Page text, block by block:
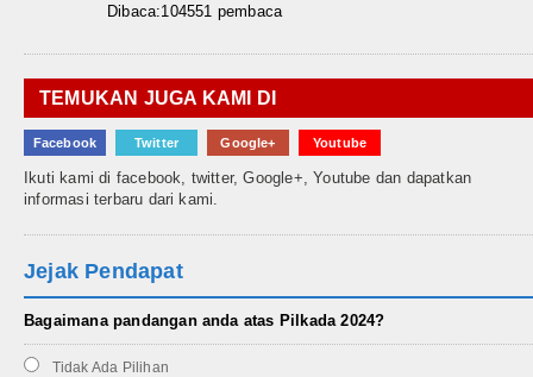
Dibaca:104551 pembaca
TEMUKAN JUGA KAMI DI
Facebook Twitter Google+ Youtube
Ikuti kami di facebook, twitter, Google+, Youtube dan dapatkan
informasi terbaru dari kami.
Jejak Pendapat
Bagaimana pandangan anda atas Pilkada 2024?
Tidak Ada Pilihan